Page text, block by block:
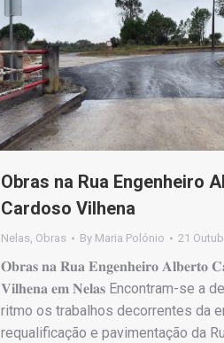
Obras na Rua Engenheiro
Cardoso Vilhena
Nelas, Obras By Maria Polónio 21
𝐎𝐛𝐫𝐚𝐬 𝐧𝐚 𝐑𝐮𝐚 𝐄𝐧𝐠𝐞𝐧𝐡𝐞𝐢𝐫𝐨 𝐀𝐥𝐛𝐞𝐫𝐭𝐨
𝐕𝐢𝐥𝐡𝐞𝐧𝐚 𝐞𝐦 𝐍𝐞𝐥𝐚𝐬 Encontram-se a
ritmo os trabalhos decorrentes da
requalificação e pavimentação da